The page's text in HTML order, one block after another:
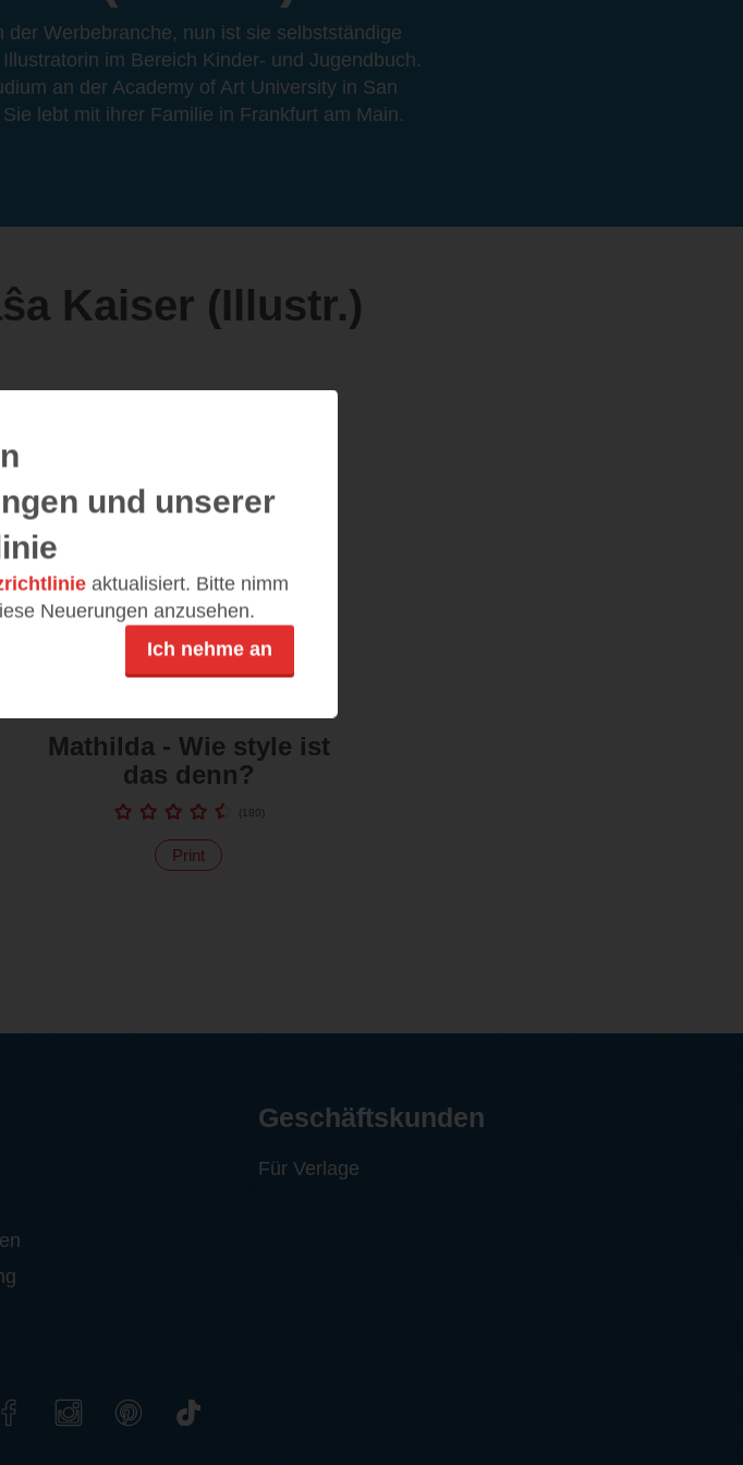
Werbebranche, nun ist sie selbstständige
im Bereich Kinder- und Jugendbuch.
an der Academy of Art University in San
lebt mit ihrer Familie in Frankfurt am Main.
Kaiser (Illustr.)
Mathilda - Wie style ist
das denn?
(180)
Print
und unserer
aktualisiert. Bitte nimm
Neuerungen anzusehen.
Ich nehme an
Geschäftskunden
Für Verlage